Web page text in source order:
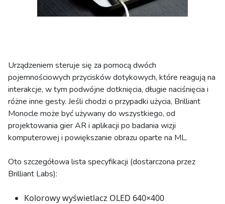
Urządzeniem steruje się za pomocą dwóch
pojemnościowych przycisków dotykowych, które reagują na
interakcje, w tym podwójne dotknięcia, długie naciśnięcia i
różne inne gesty. Jeśli chodzi o przypadki użycia, Brilliant
Monocle może być używany do wszystkiego, od
projektowania gier AR i aplikacji po badania wizji
komputerowej i powiększanie obrazu oparte na ML.
Oto szczegółowa lista specyfikacji (dostarczona przez
Brilliant Labs):
Kolorowy wyświetlacz OLED 640×400